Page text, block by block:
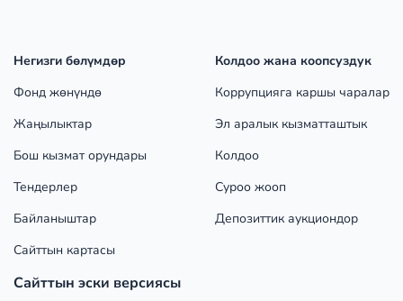
Негизги бөлүмдөр
Фонд жөнүндө
Жаңылыктар
Бош кызмат орундары
Тендерлер
Байланыштар
Сайттын картасы
Сайттын эски версиясы
Колдоо жана коопсуздук
Коррупцияга каршы чаралар
Эл аралык кызматташтык
Колдоо
Суроо жооп
Депозиттик аукциондор